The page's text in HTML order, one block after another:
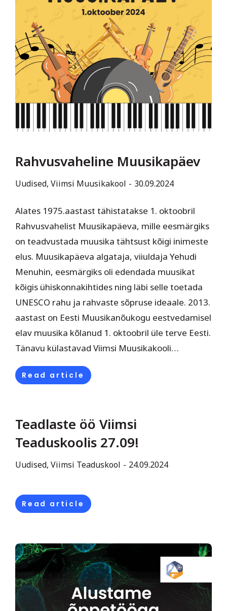
Rahvusvaheline Muusikapäev
Uudised, Viimsi Muusikakool 30.09.2024
Alates 1975.aastast tähistatakse 1. oktoobril
Rahvusvahelist Muusikapäeva, mille eesmärgiks
on teadvustada muusika tähtsust kõigi inimeste
elus. Muusikapäeva algataja, viiuldaja Yehudi
Menuhin, eesmärgiks oli edendada muusikat
kõigis ühiskonnakihtides ning läbi selle toetada
UNESCO rahu ja rahvaste sõpruse ideaale. 2013.
aastast on Eesti Muusikanõukogu eestvedamisel
elav muusika kõlanud 1. oktoobril üle terve Eesti.
Tänavu külastavad Viimsi Muusikakooli…
Read article
Teadlaste öö Viimsi
Teaduskoolis 27.09!
Uudised, Viimsi Teaduskool 24.09.2024
Read article